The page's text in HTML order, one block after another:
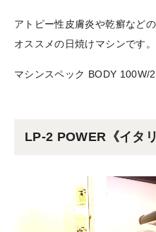
アトピー性皮膚炎や乾癬など
オススメの日焼けマシンです。
マシンスペック BODY 100W/
LP-2 POWER《イタ